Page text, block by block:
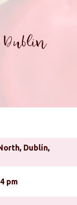
Dublí­n,
pm